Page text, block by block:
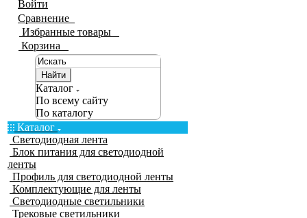
Войти
Сравнение
Избранные товары
Корзина
Найти
Каталог
По всему сайту
По каталогу
Каталог
Светодиодная лента
Блок питания для светодиодной
ленты
Профиль для светодиодной ленты
Комплектующие для ленты
Светодиодные светильники
Трековые светильники